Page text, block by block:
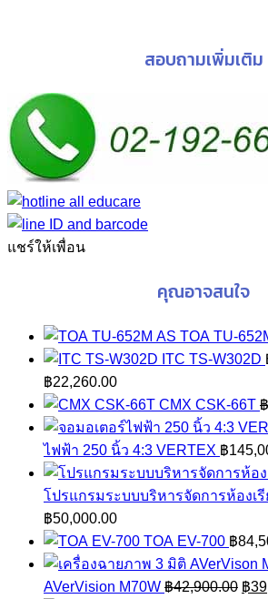
สอบถามเพิ่มเติม
แชร์ให้เพื่อน
คุณอาจสนใจ
TOA TU-
ITC TS-W302D
฿22,260.00Price
range:
฿21,260.00
through
฿22,260.00
CMX CSK-66T ฿
ไฟฟ้า 250 นิ้ว 4:3 VERTEX ฿
โปรแกรมระบบบริหารจัดการห้องเ
฿50,000.00
TOA EV-700 ฿
AVerVision M70W ฿42,900.00 ฿